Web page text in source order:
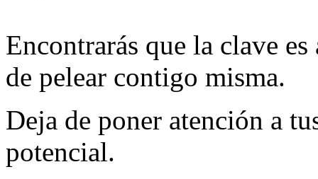
Encontrarás que la clave
de pelear contigo misma.
Deja de poner atención a
potencial.